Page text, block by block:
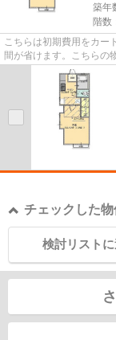
築年
階数
こちらは初期費用をカー
間が省けます。こちらの
先に合わせて使い分けが
チェックした
検討リスト